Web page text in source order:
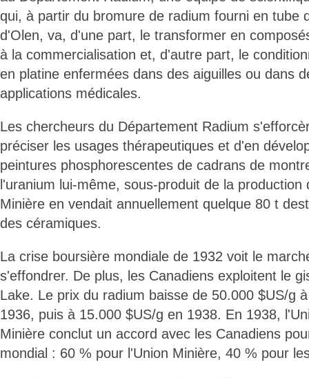
qui, à partir du bromure de radium fourni en tube
d'Olen, va, d'une part, le transformer en
à la commercialisation et, d'autre part, le
en platine enfermées dans des aiguilles ou dans
applications médicales.
Les chercheurs du Département Radium
préciser les usages thérapeutiques et d'en
peintures phosphorescentes de cadrans de
l'uranium lui-même, sous-produit de la production
Minière en vendait annuellement quelque 80 t
des céramiques.
La crise boursière mondiale de 1932 voit le
s'effondrer. De plus, les Canadiens exploitent le
Lake. Le prix du radium baisse de 50.000 $US/g
1936, puis à 15.000 $US/g en 1938. En 1938,
Minière conclut un accord avec les Canadiens
mondial : 60 % pour l'Union Minière, 40 % pour